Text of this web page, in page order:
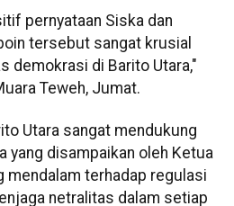
pernyataan Siska dan
tersebut sangat krusial
demokrasi di Barito Utara,"
Teweh, Jumat.
Utara sangat mendukung
yang disampaikan oleh Ketua
mendalam terhadap regulasi
netralitas dalam setiap